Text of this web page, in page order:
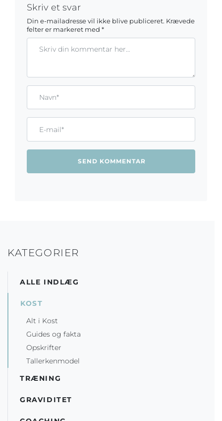
Skriv et svar
Din e-mailadresse vil ikke blive publiceret. Krævede
felter er markeret med *
KATEGORIER
ALLE INDLÆG
KOST
Alt i Kost
Guides og fakta
Opskrifter
Tallerkenmodel
TRÆNING
GRAVIDITET